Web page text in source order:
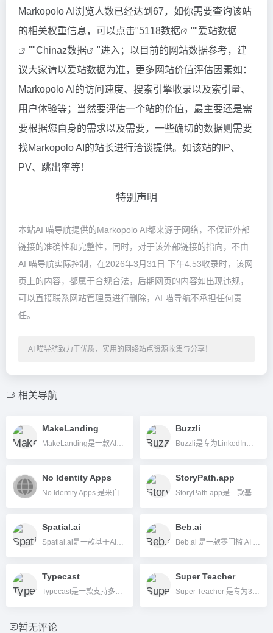
Markopolo AI浏览人数已经达到67，如你需要查询该站
的相关权重信息，可以点击"5118数据 ""爱站数据
""Chinaz数据
"进入；以目前的网站数据参考，建
议大家请以爱站数据为准，更多网站价值评估因素如：
Markopolo AI的访问速度、搜索引擎收录以及索引量、
用户体验等；当然要评估一个站的价值，最主要还是需
要根据您自身的需求以及需要，一些确切的数据则需要
找Markopolo AI的站长进行洽谈提供。如该站的IP、
PV、跳出率等！
特别声明
本站AI 喵导航提供的Markopolo AI都来源于网络，不保证外部
链接的准确性和完整性，同时，对于该外部链接的指向，不由
AI 喵导航实际控制，在2026年3月31日 下午4:53收录时，该网
页上的内容，都属于合规合法，后期网页的内容如出现违规，
可以直接联系网站管理员进行删除，AI 喵导航不承担任何责
任。
AI 喵导航致力于优质、实用的网络站点资源收集与分享！
相关导航
MakeLanding Buzzli
No Identity Apps StoryPath.app
Spatial.ai Beb.ai
Typecast Super Teacher
暂无评论